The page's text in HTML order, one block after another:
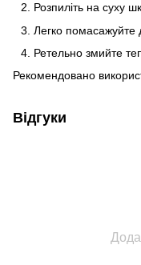
Розпиліть на суху
Легко помасажуйте
Ретельно змийте
Рекомендовано
Відгуки